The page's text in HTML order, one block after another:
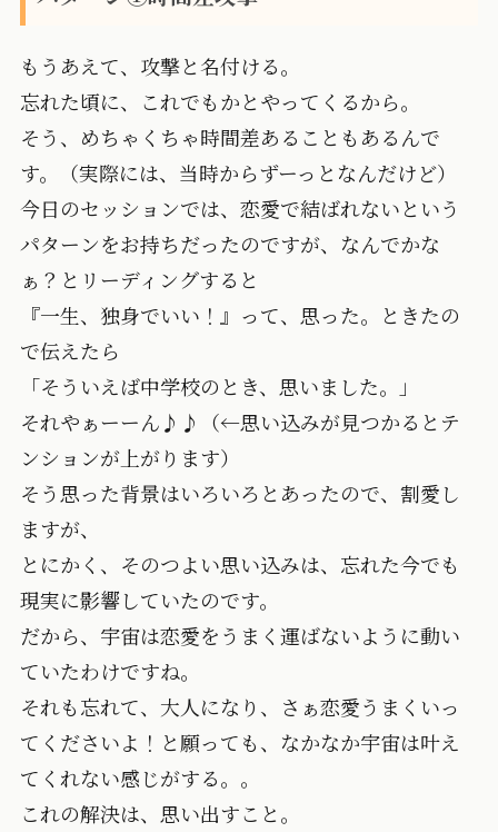
もうあえて、攻撃と名付ける。
忘れた頃に、これでもかとやってくるから。
そう、めちゃくちゃ時間差あることもあるんで
す。（実際には、当時からずーっとなんだけど）
今日のセッションでは、恋愛で結ばれないという
パターンをお持ちだったのですが、なんでかな
ぁ？とリーディングすると
『一生、独身でいい！』って、思った。ときたの
で伝えたら
「そういえば中学校のとき、思いました。」
それやぁーーん♪♪（←思い込みが見つかるとテ
ンションが上がります）
そう思った背景はいろいろとあったので、割愛し
ますが、
とにかく、そのつよい思い込みは、忘れた今でも
現実に影響していたのです。
だから、宇宙は恋愛をうまく運ばないように動い
ていたわけですね。
それも忘れて、大人になり、さぁ恋愛うまくいっ
てくださいよ！と願っても、なかなか宇宙は叶え
てくれない感じがする。。
これの解決は、思い出すこと。